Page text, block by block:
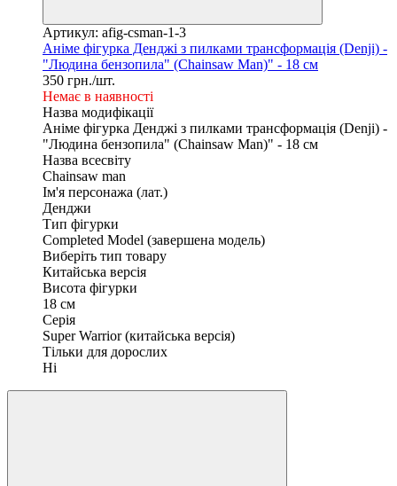
Артикул: afig-csman-1-3
Аніме фігурка Денджі з пилками трансформація (Denji) -
"Людина бензопила" (Chainsaw Man)" - 18 см
350 грн./шт.
Немає в наявності
Назва модифікації
Аніме фігурка Денджі з пилками трансформація (Denji) -
"Людина бензопила" (Chainsaw Man)" - 18 см
Назва всесвіту
Chainsaw man
Ім'я персонажа (лат.)
Денджи
Тип фігурки
Completed Model (завершена модель)
Виберіть тип товару
Китайська версія
Висота фігурки
18 см
Серія
Super Warrior (китайська версія)
Тільки для дорослих
Ні